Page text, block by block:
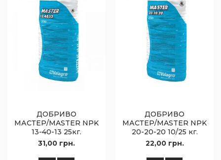
ДОБРИВО
МАСТЕР/MASTER NPK
13-40-13 25кг.
31,00 грн.
ДОБРИВО
МАСТЕР/MASTER NPK
20-20-20 10/25 кг.
22,00 грн.